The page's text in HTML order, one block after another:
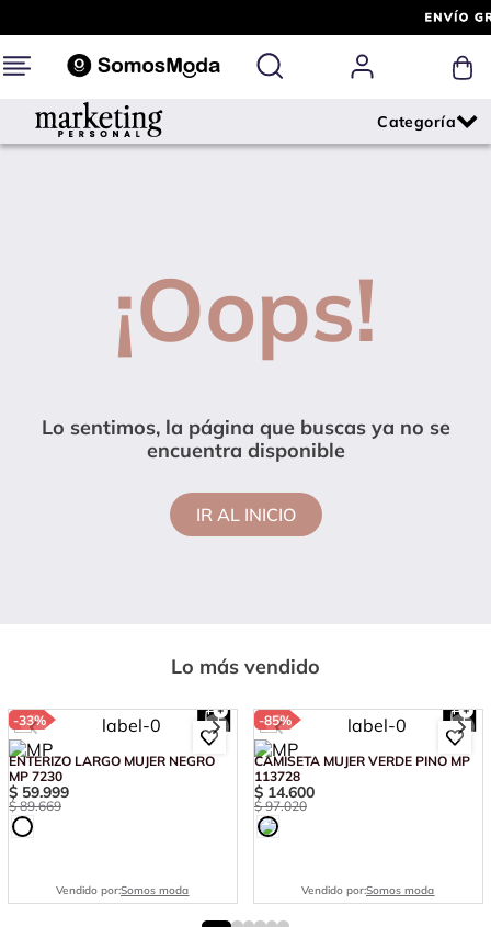
¡Oops!
Lo sentimos, la página que buscas ya no se
encuentra disponible
IR AL INICIO
Lo más vendido
-33%
ENTERIZO LARGO MUJER NEGRO
MP 7230
$ 59.999
$ 89.669
Vendido por:Somos moda
-85%
CAMISETA MUJER VERDE PINO MP
113728
$ 14.600
$ 97.020
Vendido por:Somos moda